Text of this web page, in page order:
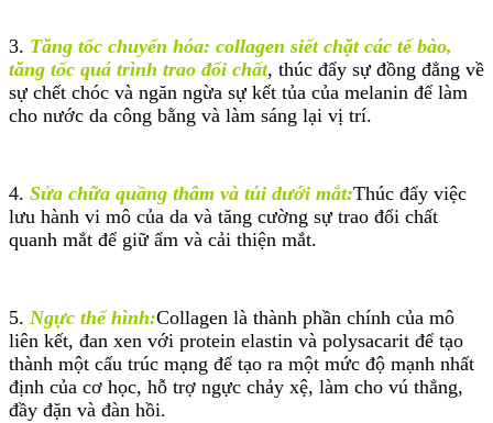
3. Tăng tốc chuyển hóa: collagen siết chặt các tế bào,
tăng tốc quá trình trao đổi chất, thúc đẩy sự đồng đẳng về
sự chết chóc và ngăn ngừa sự kết tủa của melanin để làm
cho nước da công bằng và làm sáng lại vị trí.
4. Sửa chữa quầng thâm và túi dưới mắt:Thúc đẩy việc
lưu hành vi mô của da và tăng cường sự trao đổi chất
quanh mắt để giữ ẩm và cải thiện mắt.
5. Ngực thể hình:Collagen là thành phần chính của mô
liên kết, đan xen với protein elastin và polysacarit để tạo
thành một cấu trúc mạng để tạo ra một mức độ mạnh nhất
định của cơ học, hỗ trợ ngực chảy xệ, làm cho vú thẳng,
đầy đặn và đàn hồi.